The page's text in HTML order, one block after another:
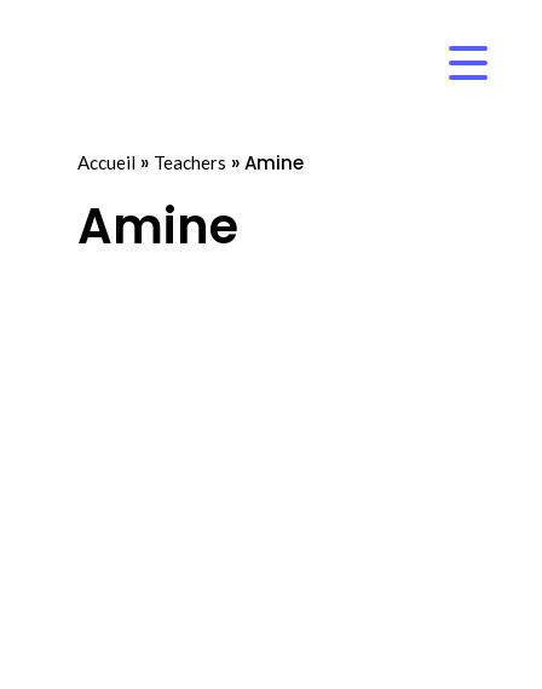
Accueil » Teachers »Amine
Amine